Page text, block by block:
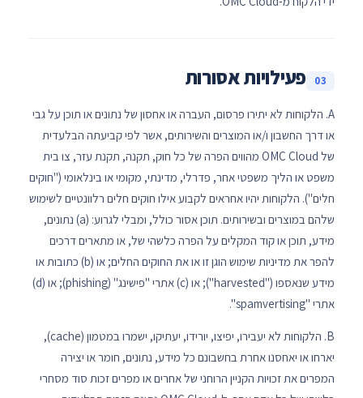
03 פעילויות אסורות
A. הלקוחות לא יתירו פרסום, העברה או אחסון של נתונים או תוכן על גבי
או דרך החשבון ו/או המוצרים והשירותים, אשר לפי קביעתה הבלעדית
של OMC Cloud מהווים הפרה של כל חוק, תקנה, תקנת עזר, צו בית
משפט או הליך משפטי אחר, פדרלי, מדינתי, מקומי או בינלאומי ("חוקים
חלים"). הלקוחות יהיו אחראים לקבוע אילו חוקים חלים רלוונטיים לשימוש
שלהם במוצרים ובשירותים. תוכן אסור כולל, ומבלי לגרוע: (a) נתונים,
מידע, תוכן או קוד המקלים על הפרה כלשהי של, או מתארים דרכים
להפר את מדיניות שימוש הוגן זו או את החוקים החלים; או (b) כתובות או
מידע שנאספו ("harvested"); או (c) אתרי "פישינג" (phishing); או (d)
אתרי "spamvertising".
B. הלקוחות לא יעבירו, יפיצו, יורידו, יעתיקו, ישמרו במטמון (cache),
יארחו או יאחסנו אחרת בחשבונם כל מידע, נתונים, חומר או יצירה
המפרים את זכויות הקניין הרוחני של אחרים או מפרים זכות סוד מסחרי